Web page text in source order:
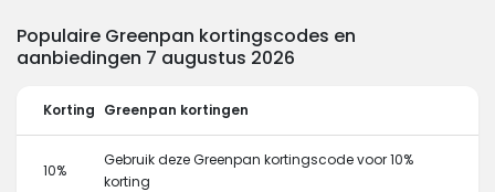
Populaire Greenpan kortingscodes en
aanbiedingen 7 augustus 2026
Korting Greenpan kortingen
10%
Gebruik deze Greenpan kortingscode voor 10%
korting